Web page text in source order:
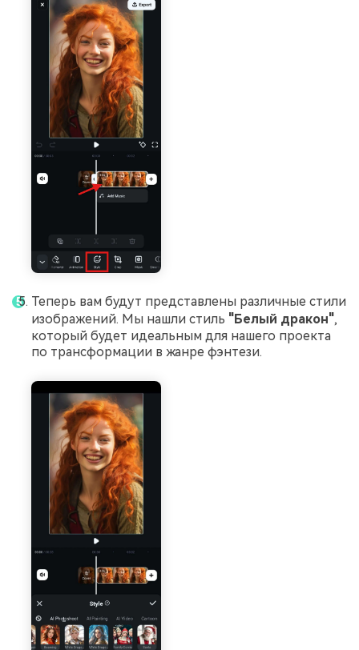
Теперь вам будут представлены различные стили
изображений. Мы нашли стиль "Белый дракон",
который будет идеальным для нашего проекта
по трансформации в жанре фэнтези.